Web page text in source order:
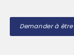
Demander à